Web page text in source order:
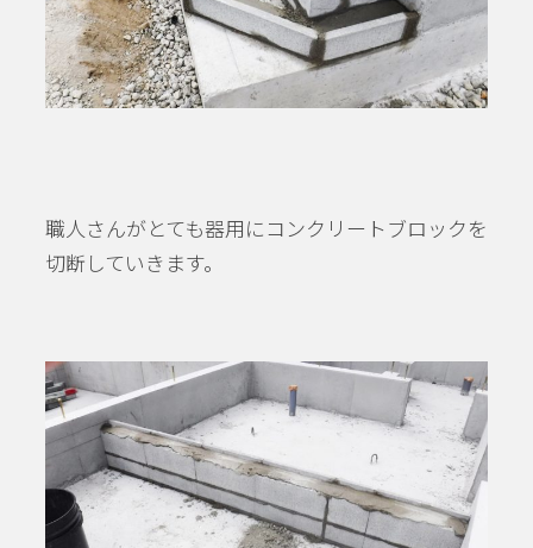
職人さんがとても器用にコンクリートブロックを
切断していきます。